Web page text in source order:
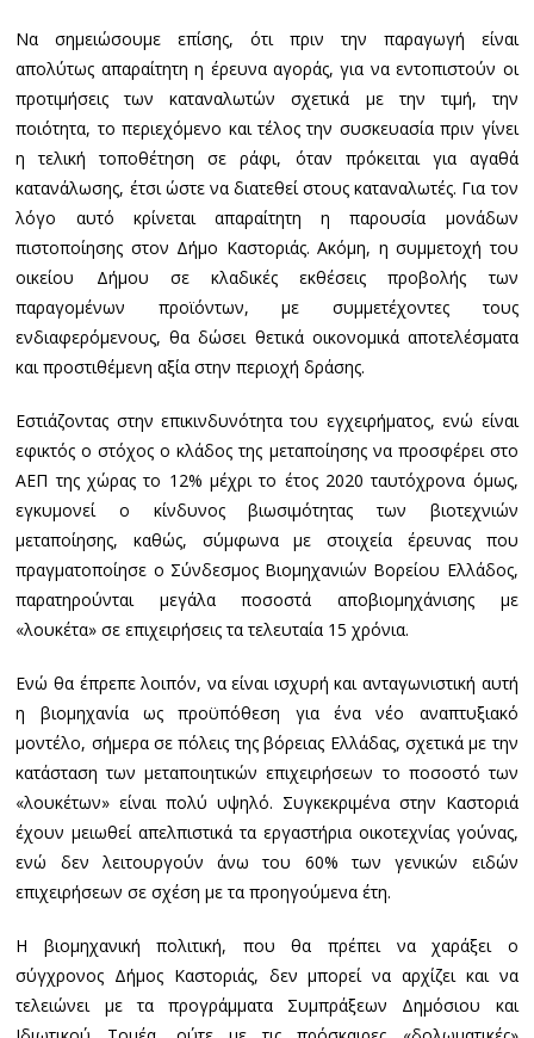
Να σημειώσουμε επίσης, ότι πριν την παραγωγή είναι
απολύτως απαραίτητη η έρευνα αγοράς, για να εντοπιστούν οι
προτιμήσεις των καταναλωτών σχετικά με την τιμή, την
ποιότητα, το περιεχόμενο και τέλος την συσκευασία πριν γίνει
η τελική τοποθέτηση σε ράφι, όταν πρόκειται για αγαθά
κατανάλωσης, έτσι ώστε να διατεθεί στους καταναλωτές. Για τον
λόγο αυτό κρίνεται απαραίτητη η παρουσία μονάδων
πιστοποίησης στον Δήμο Καστοριάς. Ακόμη, η συμμετοχή του
οικείου Δήμου σε κλαδικές εκθέσεις προβολής των
παραγομένων προϊόντων, με συμμετέχοντες τους
ενδιαφερόμενους, θα δώσει θετικά οικονομικά αποτελέσματα
και προστιθέμενη αξία στην περιοχή δράσης.
Εστιάζοντας στην επικινδυνότητα του εγχειρήματος, ενώ είναι
εφικτός ο στόχος ο κλάδος της μεταποίησης να προσφέρει στο
ΑΕΠ της χώρας το 12% μέχρι το έτος 2020 ταυτόχρονα όμως,
εγκυμονεί ο κίνδυνος βιωσιμότητας των βιοτεχνιών
μεταποίησης, καθώς, σύμφωνα με στοιχεία έρευνας που
πραγματοποίησε ο Σύνδεσμος Βιομηχανιών Βορείου Ελλάδος,
παρατηρούνται μεγάλα ποσοστά αποβιομηχάνισης με
«λουκέτα» σε επιχειρήσεις τα τελευταία 15 χρόνια.
Ενώ θα έπρεπε λοιπόν, να είναι ισχυρή και ανταγωνιστική αυτή
η βιομηχανία ως προϋπόθεση για ένα νέο αναπτυξιακό
μοντέλο, σήμερα σε πόλεις της βόρειας Ελλάδας, σχετικά με την
κατάσταση των μεταποιητικών επιχειρήσεων το ποσοστό των
«λουκέτων» είναι πολύ υψηλό. Συγκεκριμένα στην Καστοριά
έχουν μειωθεί απελπιστικά τα εργαστήρια οικοτεχνίας γούνας,
ενώ δεν λειτουργούν άνω του 60% των γενικών ειδών
επιχειρήσεων σε σχέση με τα προηγούμενα έτη.
Η βιομηχανική πολιτική, που θα πρέπει να χαράξει ο
σύγχρονος Δήμος Καστοριάς, δεν μπορεί να αρχίζει και να
τελειώνει με τα προγράμματα Συμπράξεων Δημόσιου και